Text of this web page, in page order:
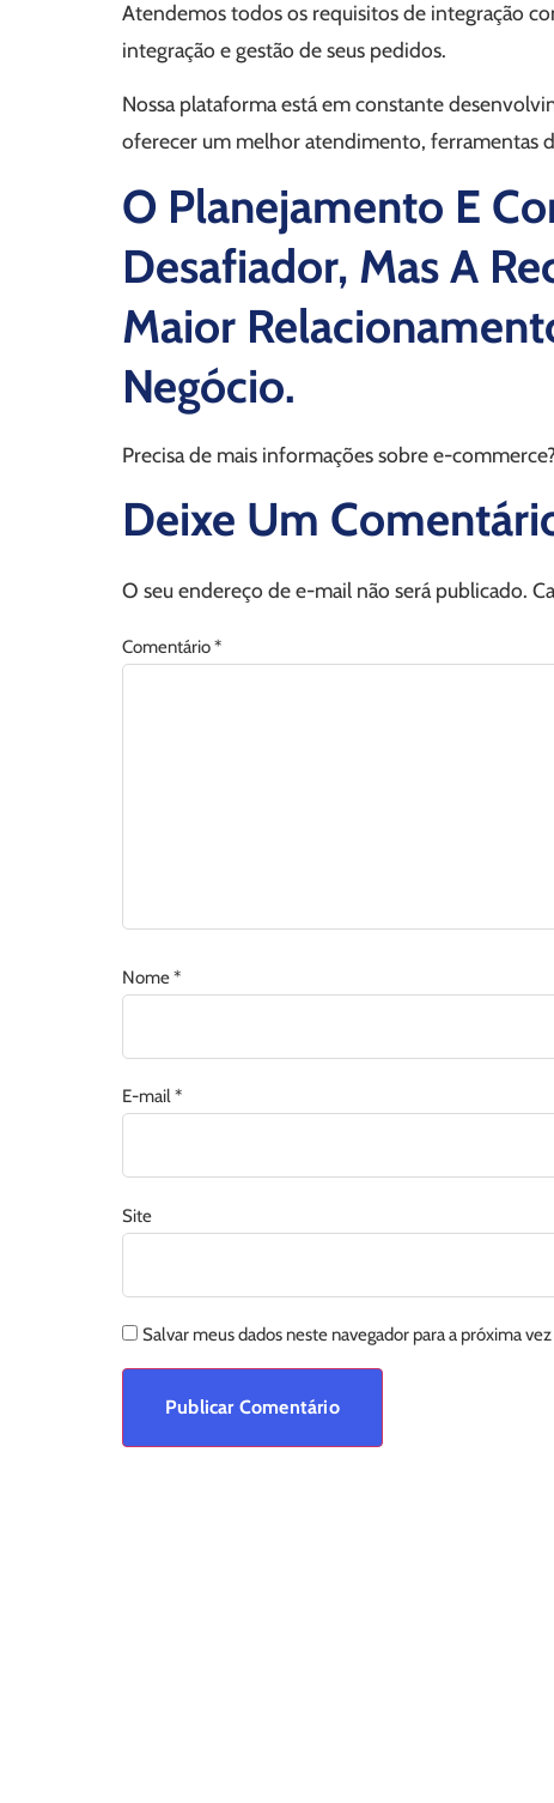
Atendemos todos os requisitos de integração
integração e gestão de seus pedidos.
Nossa plataforma está em constante
oferecer um melhor atendimento, ferramentas
O Planejamento E
Desafiador, Mas A
Maior
Negócio.
Precisa de mais informações sobre e-
Deixe Um
O seu endereço de e-mail não será publicado.
Comentário*
Nome*
E-mail*
Site
Salvar meus dados neste navegador para a próxima